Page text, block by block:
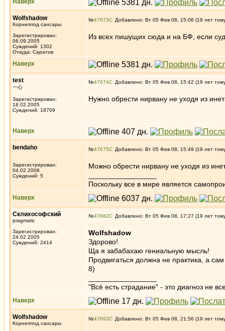
Наверх
Wolfshadow
Корнеплод сансары
Зарегистрирован:
06.09.2005
Суждений: 1302
Откуда: Саратов
№47673 Добавлено: Вт 05 Фев 08, 15:06 (19 лет
Из всех пишущих сюда и на БФ, если
Наверх
test
一心
Зарегистрирован:
18.02.2005
Суждений: 18709
№47674 Добавлено: Вт 05 Фев 08, 15:42 (19 лет
Нужно обрести нирвану не уходя из
Наверх
bendaho
Зарегистрирован:
04.02.2008
Суждений: 5
№47675 Добавлено: Вт 05 Фев 08, 15:49 (19 лет
Можно обрести нирвану не уходя из
Поскольку все в мире является
Наверх
Склихософский
pragmatic
Зарегистрирован:
24.02.2005
Суждений: 2414
№47682 Добавлено: Вт 05 Фев 08, 17:27 (19 лет
Wolfshadow
Здорово!
Ща я забабахаю гениальную мысль!
Продвигаться должна не практика, а
8)
"Всё есть страдание" - это диагноз не
Наверх
Wolfshadow
Корнеплод сансары
№47693 Добавлено: Вт 05 Фев 08, 21:56 (19 лет